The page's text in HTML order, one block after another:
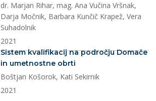
dr. Marjan Rihar, mag. Ana Vučina Vršnak,
Darja Močnik, Barbara Kunčič Krapež, Vera
Suhadolnik
2021
dokument
Sistem kvalifikacij na področju Domače
in umetnostne obrti
Boštjan Košorok, Kati Sekirnik
2021